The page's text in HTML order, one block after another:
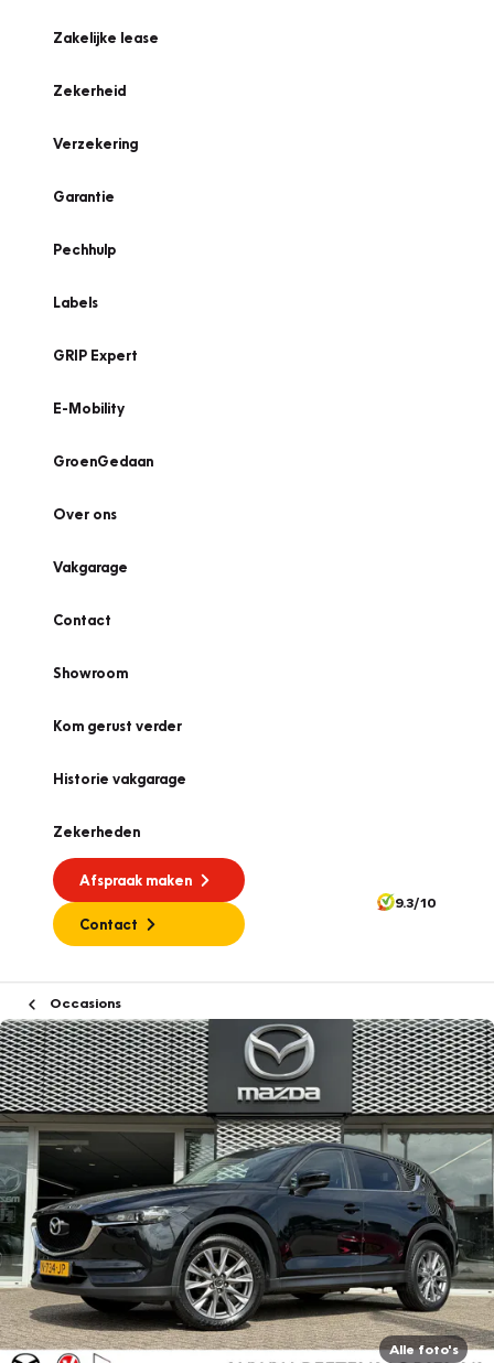
Zakelijke lease
Zekerheid
Verzekering
Garantie
Pechhulp
Labels
GRIP Expert
E-Mobility
GroenGedaan
Over ons
Vakgarage
Contact
Showroom
Kom gerust verder
Historie vakgarage
Zekerheden
Afspraak maken
Contact
9.3/10
Occasions
Alle foto's